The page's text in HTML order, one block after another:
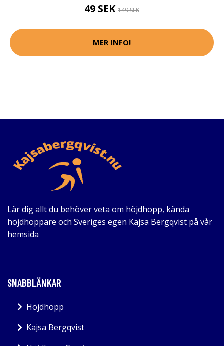
49 SEK 149 SEK
MER INFO!
Lär dig allt du behöver veta om höjdhopp, kända
höjdhoppare och Sveriges egen Kajsa Bergqvist på vår
hemsida
SNABBLÄNKAR
Höjdhopp
Kajsa Bergqvist